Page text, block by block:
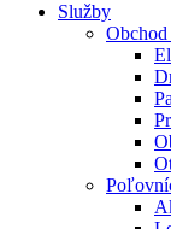
Služby
Obchod